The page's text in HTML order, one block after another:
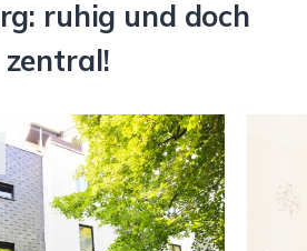
ruhig und doch
zentral!